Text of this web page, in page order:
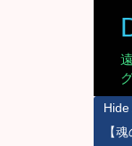
【